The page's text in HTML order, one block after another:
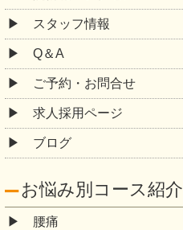
スタッフ情報
Q＆A
ご予約・お問合せ
求人採用ページ
ブログ
お悩み別コース紹介
腰痛